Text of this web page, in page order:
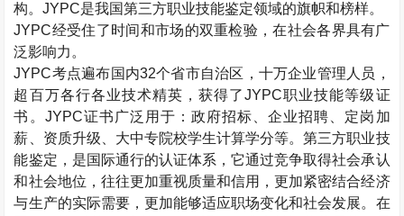
构。JYPC是我国第三方职业技能鉴定领域的旗帜和榜样。
JYPC经受住了时间和市场的双重检验，在社会各界具有广
泛影响力。
JYPC考点遍布国内32个省市自治区，十万企业管理人员，
超百万各行各业技术精英，获得了JYPC职业技能等级证
书。JYPC证书广泛用于：政府招标、企业招聘、定岗加
薪、资质升级、大中专院校学生计算学分等。第三方职业技
能鉴定，是国际通行的认证体系，它通过竞争取得社会承认
和社会地位，往往更加重视质量和信用，更加紧密结合经济
与生产的实际需要，更加能够适应职场变化和社会发展。在